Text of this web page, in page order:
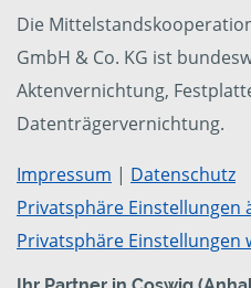
Die
GmbH & Co. KG ist
Aktenvernichtung,
Datenträgervernichtung.
Impressum | Datenschutz
Privatsphäre Einstellungen
Privatsphäre Einstellungen